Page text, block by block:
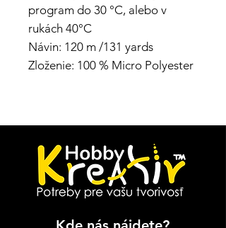
program do 30 °C, alebo v
rukách 40°C
Návin: 120 m /131 yards
Zloženie: 100 % Micro Polyester